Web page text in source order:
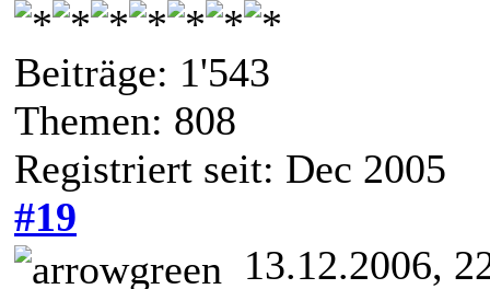
Beiträge: 1'543
Themen: 808
Registriert seit: Dec 2005
#19
13.12.2006,